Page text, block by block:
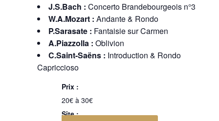
J.S.Bach : Concerto Brandebourgeois n°3
W.A.Mozart : Andante & Rondo
P.Sarasate : Fantaisie sur Carmen
A.Piazzolla : Oblivion
C.Saint-Saëns : Introduction & Rondo
Capriccioso
Prix :
20€ à 30€
Site :